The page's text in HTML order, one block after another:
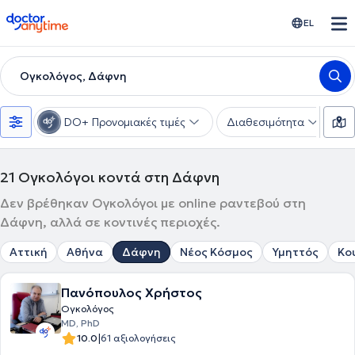
doctoranytime EL
Ογκολόγος, Δάφνη
DO+ Προνομιακές τιμές Διαθεσιμότητα
21 Ογκολόγοι κοντά στη Δάφνη
Δεν βρέθηκαν Ογκολόγοι με online ραντεβού στη
Δάφνη, αλλά σε κοντινές περιοχές.
Αττική Αθήνα Δάφνη Νέος Κόσμος Υμηττός
Πανόπουλος Χρήστος
Ογκολόγος
MD, PhD
10.0|61 αξιολογήσεις